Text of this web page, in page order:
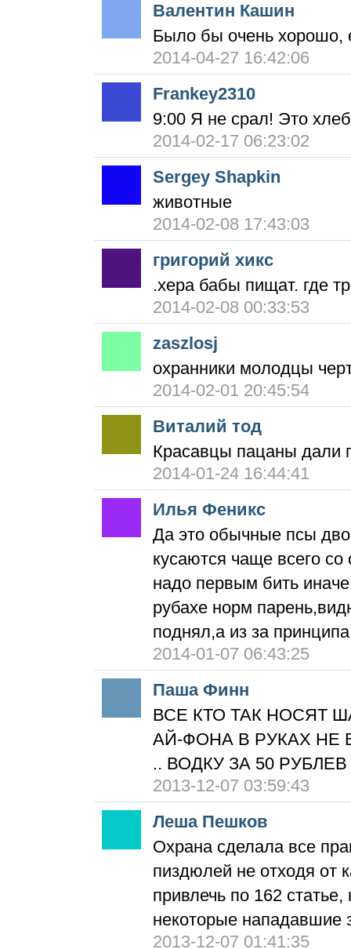
Валентин Кашин
Было бы очень хорошо,
2014-04-27 16:42:06
Frankey2310
9:00 Я не срал! Это
2014-02-17 06:23:02
Sergey Shapkin
животные
2014-02-08 17:43:03
григорий хикс
.хера бабы пищат. где
2014-02-08 00:33:53
zaszlosj
охранники молодцы
2014-02-01 20:45:54
Виталий тод
Красавцы пацаны дали
2014-01-24 16:44:41
Илья Феникс
Да это обычные псы
кусаются чаще всего со
надо первым бить иначе
рубахе норм
поднял,а из за
2014-01-07 06:43:25
Паша Финн
ВСЕ КТО ТАК НОСЯТ
АЙ-ФОНА В РУКАХ НЕ
.. ВОДКУ ЗА 50
2013-12-07 03:59:43
Леша Пешков
Охрана сделала все
пиздюлей не отходя от
привлечь по 162
некоторые нападавшие
2013-12-07 01:41:35